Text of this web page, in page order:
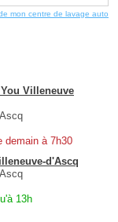
mon centre de lavage auto
Villeneuve
demain à 7h30
d'Ascq
13h